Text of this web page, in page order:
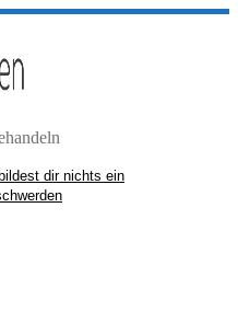
dir nichts ein